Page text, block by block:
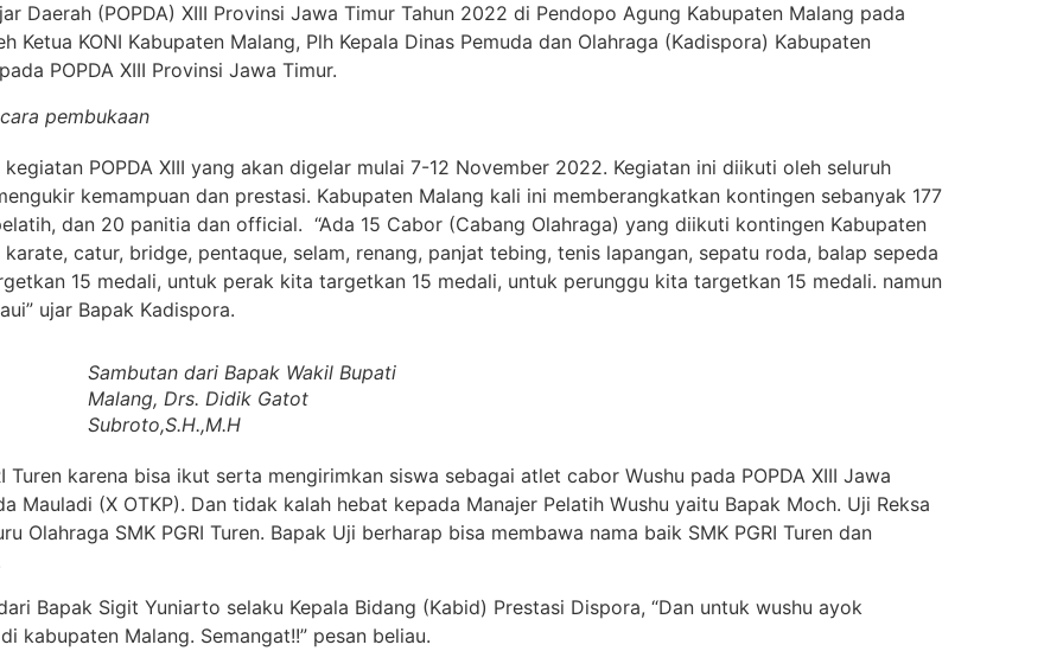
Daerah (POPDA) XIII Provinsi Jawa Timur Tahun 2022 di Pendopo Agung Kabupaten Malang pada
Ketua KONI Kabupaten Malang, Plh Kepala Dinas Pemuda dan Olahraga (Kadispora) Kabupaten
POPDA XIII Provinsi Jawa Timur.
pembukaan
POPDA XIII yang akan digelar mulai 7-12 November 2022. Kegiatan ini diikuti oleh seluruh
kemampuan dan prestasi. Kabupaten Malang kali ini memberangkatkan kontingen sebanyak 177
dan 20 panitia dan official. “Ada 15 Cabor (Cabang Olahraga) yang diikuti kontingen Kabupaten
catur, bridge, pentaque, selam, renang, panjat tebing, tenis lapangan, sepatu roda, balap sepeda
15 medali, untuk perak kita targetkan 15 medali, untuk perunggu kita targetkan 15 medali. namun
ujar Bapak Kadispora.
Sambutan dari Bapak Wakil Bupati
Malang, Drs. Didik Gatot
Subroto,S.H.,M.H
karena bisa ikut serta mengirimkan siswa sebagai atlet cabor Wushu pada POPDA XIII Jawa
Mauladi (X OTKP). Dan tidak kalah hebat kepada Manajer Pelatih Wushu yaitu Bapak Moch. Uji Reksa
Olahraga SMK PGRI Turen. Bapak Uji berharap bisa membawa nama baik SMK PGRI Turen dan
Bapak Sigit Yuniarto selaku Kepala Bidang (Kabid) Prestasi Dispora, “Dan untuk wushu ayok
kabupaten Malang. Semangat!!” pesan beliau.